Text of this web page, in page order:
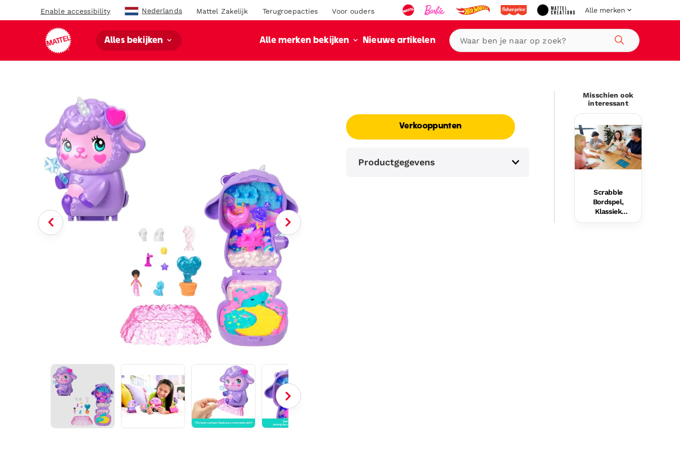
Enable accessibility Nederlands Mattel Zakelijk Terugroepacties Voor ouders Alle merken
Alles bekijken Alle merken bekijken Nieuwe artikelen
Zoeken
Verkooppunten
Productgegevens
Misschien ook
interessant
Scrabble
Bordspel,
Klassiek
Woordspel